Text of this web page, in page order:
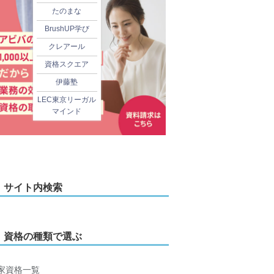
たのまな
BrushUP学び
クレアール
資格スクエア
伊藤塾
LEC東京リーガル
マインド
サイト内検索
資格の種類で選ぶ
資格一覧